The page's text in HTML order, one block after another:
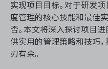
IPD 研发管理
ASPICE 研发管理
实现项目目标。对于研发
度管理的核心技能和最佳
否。本文将深入探讨项目
供实用的管理策略和技巧
刃有余。